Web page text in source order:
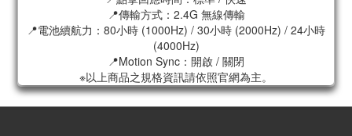
📍傳輸方式：2.4G 無線傳輸
📍電池續航力：80小時 (1000Hz) / 30小時 (2000Hz) / 24小時
(4000Hz)
📍Motion Sync：開啟 / 關閉
※以上商品之規格資訊請依照官網為主。